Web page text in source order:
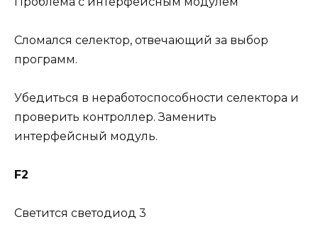
Сломался селектор, отвечающий за выбор
программ.
Убедиться в неработоспособности селектора и
проверить контроллер. Заменить
интерфейсный модуль.
F2
Светится светодиод 3